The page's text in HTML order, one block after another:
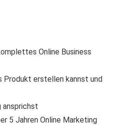
Online Business
Produkt erstellen kannst und
ansprichst
5 Jahren Online Marketing